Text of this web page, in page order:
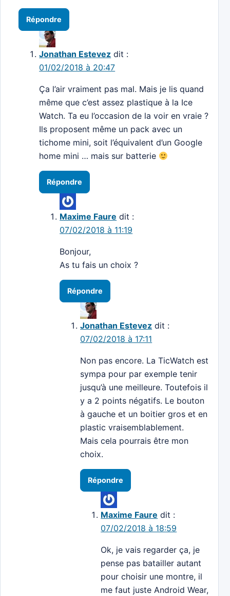
Répondre
Jonathan Estevez dit :
01/02/2018 à 20:47
Ça l’air vraiment pas mal. Mais je lis quand
même que c’est assez plastique à la Ice
Watch. Ta eu l’occasion de la voir en vraie ?
Ils proposent même un pack avec un
tichome mini, soit l’équivalent d’un Google
home mini … mais sur batterie
Répondre
Maxime Faure dit :
07/02/2018 à 11:19
Bonjour,
As tu fais un choix ?
Répondre
Jonathan Estevez dit :
07/02/2018 à 17:11
Non pas encore. La TicWatch est
sympa pour par exemple tenir
jusqu’à une meilleure. Toutefois il
y a 2 points négatifs. Le bouton
à gauche et un boitier gros et en
plastic vraisemblablement.
Mais cela pourrais être mon
choix.
Répondre
Maxime Faure dit :
07/02/2018 à 18:59
Ok, je vais regarder ça, je
pense pas batailler autant
pour choisir une montre, il
me faut juste Android Wear,